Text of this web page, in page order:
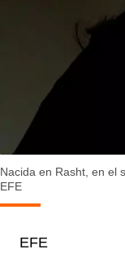
Nacida en Rasht, en el
EFE
EFE